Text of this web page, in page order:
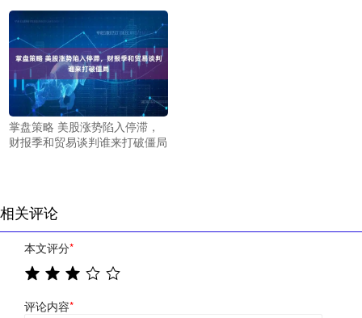
掌盘策略 美股涨势陷入停滞，
财报季和贸易谈判谁来打破僵局
相关评论
本文评分*
评论内容*